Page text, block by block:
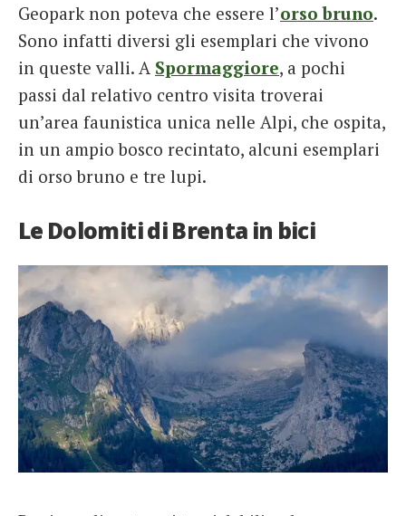
Geopark non poteva che essere l’orso bruno.
Sono infatti diversi gli esemplari che vivono
in queste valli. A Spormaggiore, a pochi
passi dal relativo centro visita troverai
un’area faunistica unica nelle Alpi, che ospita,
in un ampio bosco recintato, alcuni esemplari
di orso bruno e tre lupi.
Le Dolomiti di Brenta in bici